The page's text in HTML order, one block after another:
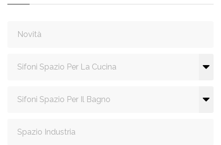
Novità
Sifoni Spazio Per La Cucina
Sifoni Spazio Per Il Bagno
Spazio Industria